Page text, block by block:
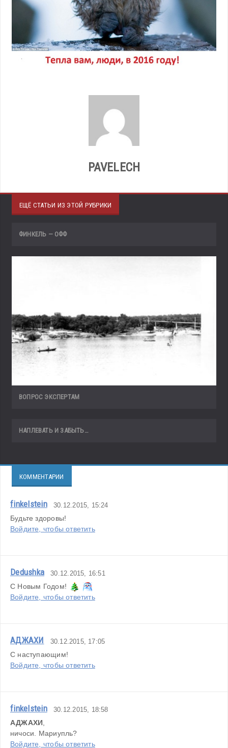
PAVELECH
ЕЩЁ СТАТЬИ ИЗ ЭТОЙ РУБРИКИ
ФИНКЕЛЬ — ОФФ
ВОПРОС ЭКСПЕРТАМ
НАПЛЕВАТЬ И ЗАБЫТЬ…
КОММЕНТАРИИ
finkelstein 30.12.2015, 15:24
Будьте здоровы!
Войдите, чтобы ответить
Dedushka 30.12.2015, 16:51
С Новым Годом!
Войдите, чтобы ответить
АДЖАХИ 30.12.2015, 17:05
С наступающим!
Войдите, чтобы ответить
finkelstein 30.12.2015, 18:58
АДЖАХИ
ничоси. Мариупль?
Войдите, чтобы ответить